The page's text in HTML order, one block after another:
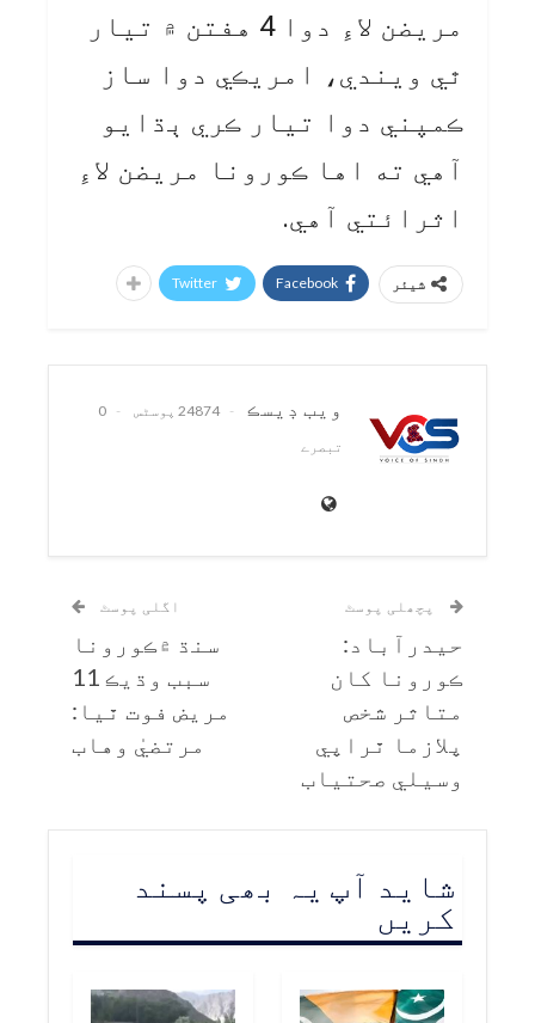
مريضن لاءِ دوا 4 هفتن ۾ تيار
ٿي ويندي، امريڪي دوا ساز
ڪمپني دوا تيار ڪري ٻڌايو
آهي ته اها ڪورونا مريضن لاءِ
اثرائتي آهي.
شیئر Facebook
Twitter
ويب ڊيسڪ 24874 پوسٹس
0
تبصرے
پچھلی پوسٹ
حيدرآباد:
ڪورونا کان
متاثر شخص
پلازما ٿراپي
وسيلي صحتياب
اگلی پوسٹ
سنڌ ۾ڪورونا
سبب وڌيڪ 11
مريض فوت ٿيا:
مرتضيٰ وهاب
شاید آپ یہ بھی پسند
کریں